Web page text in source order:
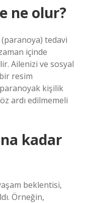
ne olur?
tedavi
içinde
Ailenizi ve sosyal
resim
kişilik
ardı edilmemeli
kadar
beklentisi,
Örneğin,